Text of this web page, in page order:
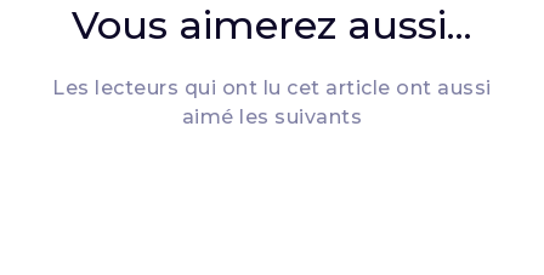
Vous aimerez aussi...
Les lecteurs qui ont lu cet article ont aussi
aimé les suivants